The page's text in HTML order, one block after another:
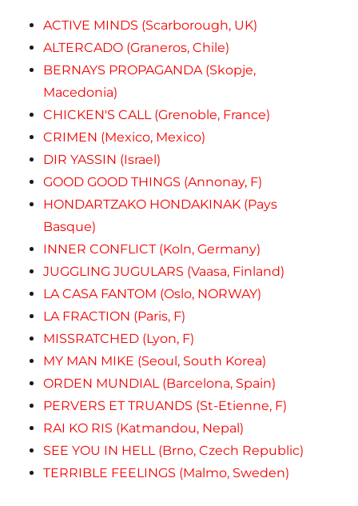
ACTIVE MINDS (Scarborough, UK)
ALTERCADO (Graneros, Chile)
BERNAYS PROPAGANDA (Skopje,
Macedonia)
CHICKEN'S CALL (Grenoble, France)
CRIMEN (Mexico, Mexico)
DIR YASSIN (Israel)
GOOD GOOD THINGS (Annonay, F)
HONDARTZAKO HONDAKINAK (Pays
Basque)
INNER CONFLICT (Koln, Germany)
JUGGLING JUGULARS (Vaasa, Finland)
LA CASA FANTOM (Oslo, NORWAY)
LA FRACTION (Paris, F)
MISSRATCHED (Lyon, F)
MY MAN MIKE (Seoul, South Korea)
ORDEN MUNDIAL (Barcelona, Spain)
PERVERS ET TRUANDS (St-Etienne, F)
RAI KO RIS (Katmandou, Nepal)
SEE YOU IN HELL (Brno, Czech Republic)
TERRIBLE FEELINGS (Malmo, Sweden)